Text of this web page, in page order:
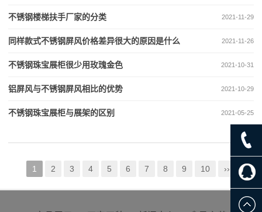
2021-11-29
不锈钢楼梯扶手厂家的分类
2021-11-26
同样款式不锈钢屏风价格差异很大的原因是什么
2021-10-31
不锈钢珠宝展柜很少用玫瑰金色
2021-10-29
铝屏风与不锈钢屏风相比的优势
2021-05-25
不锈钢珠宝展柜与展架的区别
1 2 3 4 5 6 7 8 9 10 ››